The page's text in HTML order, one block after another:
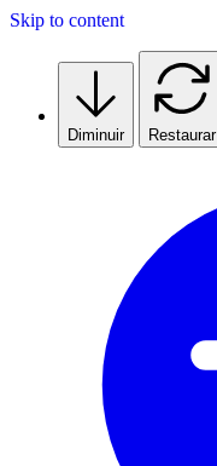
Skip to content
Diminuir Restaurar